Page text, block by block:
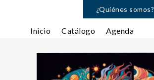
¿Quiénes somos?
Inicio Catálogo Agenda